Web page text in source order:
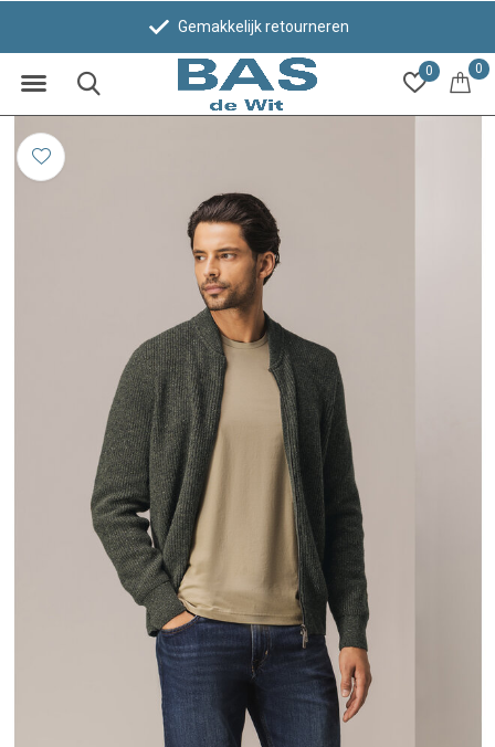
0 0
Gemakkelijk retourneren